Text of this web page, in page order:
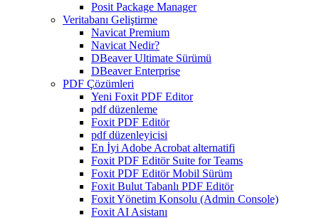
Posit Package Manager
Veritabanı Geliştirme
Navicat Premium
Navicat Nedir?
DBeaver Ultimate Sürümü
DBeaver Enterprise
PDF Çözümleri
Yeni Foxit PDF Editor
pdf düzenleme
Foxit PDF Editör
pdf düzenleyicisi
En İyi Adobe Acrobat alternatifi
Foxit PDF Editör Suite for Teams
Foxit PDF Editör Mobil Sürüm
Foxit Bulut Tabanlı PDF Editör
Foxit Yönetim Konsolu (Admin Console)
Foxit AI Asistanı